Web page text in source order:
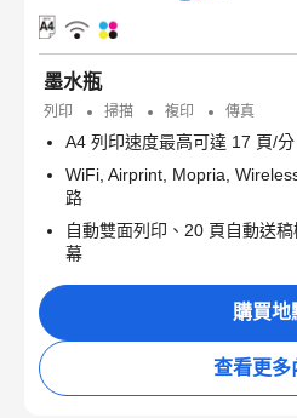
墨水瓶
列印 掃描 複印 傳真
A4 列印速度最高可達 17 頁/
WiFi, Airprint, Mopria,
路
自動雙面列印、20 頁自動送
幕
購買地
查看更多